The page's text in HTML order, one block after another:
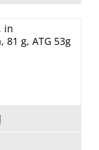
in
81 g, ATG 53g